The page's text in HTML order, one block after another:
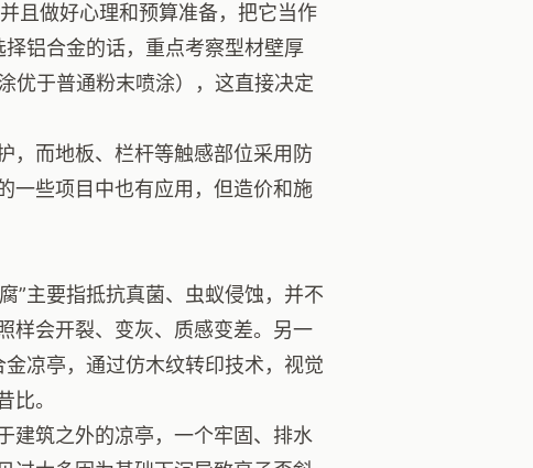
且做好心理和预算准备，把它当作
择铝合金的话，重点考察型材壁厚
优于普通粉末喷涂），这直接决定
，而地板、栏杆等触感部位采用防
一些项目中也有应用，但造价和施
”主要指抵抗真菌、虫蚁侵蚀，并不
样会开裂、变灰、质感变差。另一
凉亭，通过仿木纹转印技术，视觉
比。
建筑之外的凉亭，一个牢固、排水